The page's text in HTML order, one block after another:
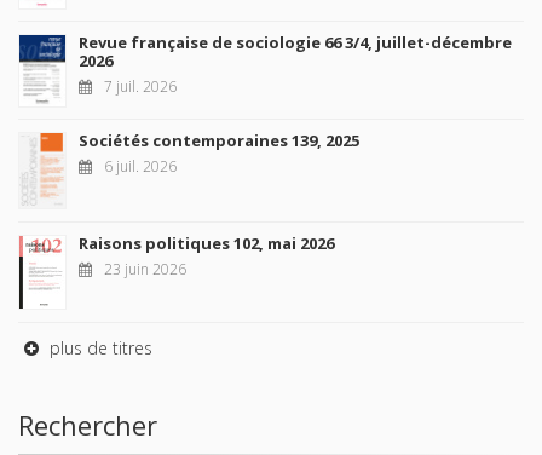
Revue française de sociologie 66 3/4, juillet-décembre
2026
7 juil. 2026
Sociétés contemporaines 139, 2025
6 juil. 2026
Raisons politiques 102, mai 2026
23 juin 2026
plus de titres
Rechercher